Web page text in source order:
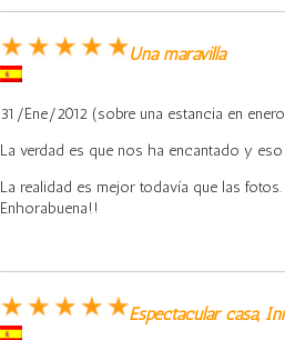
Una maravilla
31/Ene/2012 (sobre una estancia en
La verdad es que nos ha encantado y
La realidad es mejor todavía que las
Enhorabuena!!
Espectacular casa,